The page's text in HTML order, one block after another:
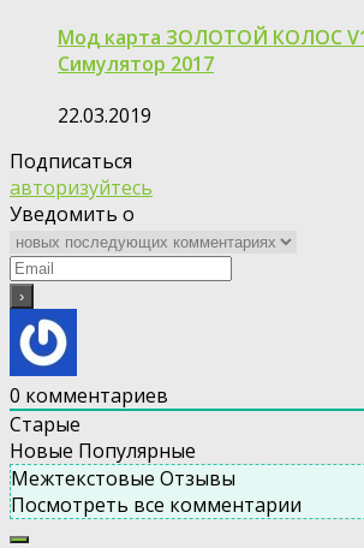
Мод карта ЗОЛОТОЙ КОЛОС
Симулятор 2017
22.03.2019
Подписаться
авторизуйтесь
Уведомить о
0 комментариев
Старые
Новые Популярные
Межтекстовые Отзывы
Посмотреть все комментарии